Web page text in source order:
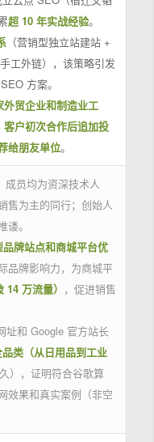
超 10 年实战经验。
（营销型独立站建站 +
工外链），该策略引发
方案。
外贸企业和制造业工
客户初次合作后追加投
给朋友单位。
成员均为资深技术人
售为主的同行；创始人
。
牌站点和商城平台优
品牌影响力，为商城平
万流量） ，促进销售
址和 Google 官方站长
类（从日用品到工业
），证明符合谷歌算
效果和真实案例（非空